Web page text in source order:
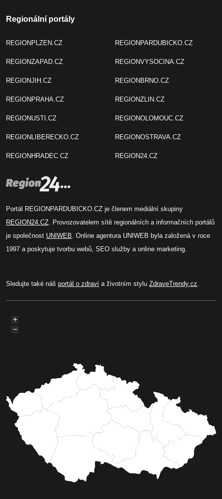
Regionální portály
REGIONPLZEN.CZ
REGIONZAPAD.CZ
REGIONJIH.CZ
REGIONPRAHA.CZ
REGIONUSTI.CZ
REGIONLIBERECKO.CZ
REGIONHRADEC.CZ
REGIONPARDUBICKO.CZ
REGIONVYSOCINA.CZ
REGIONBRNO.CZ
REGIONZLIN.CZ
REGIONOLOMOUC.CZ
REGIONOSTRAVA.CZ
REGION24.CZ
Portál REGIONPARDUBICKO.CZ je členem mediální skupiny
REGION24.CZ . Provozovatelem sítě regionálních a informačních portálů
je společnost UNIWEB . Online agentura UNIWEB byla založená v roce
1997 a poskytuje tvorbu webů, SEO služby a online marketing.
Sledujte také náš portál o zdraví a životním stylu ZdraveTrendy.cz
+
−